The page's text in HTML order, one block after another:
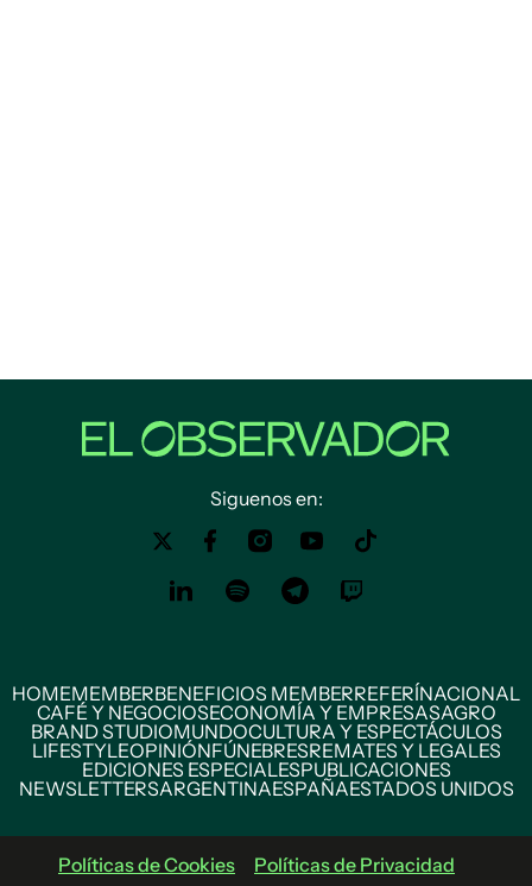
Siguenos en:
HOMEMEMBERBENEFICIOS MEMBERREFERÍNACIONAL
CAFÉ Y NEGOCIOSECONOMÍA Y EMPRESASAGRO
BRAND STUDIOMUNDOCULTURA Y ESPECTÁCULOS
LIFESTYLEOPINIÓNFÚNEBRESREMATES Y LEGALES
EDICIONES ESPECIALESPUBLICACIONES
NEWSLETTERSARGENTINAESPAÑAESTADOS UNIDOS
Políticas de Cookies Políticas de Privacidad